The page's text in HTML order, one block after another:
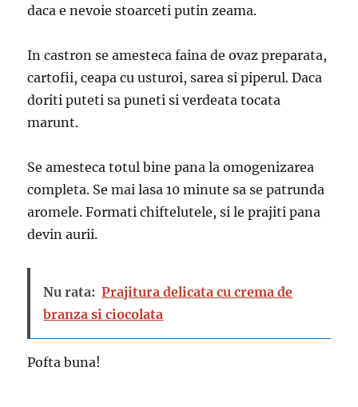
daca e nevoie stoarceti putin zeama.
In castron se amesteca faina de ovaz preparata,
cartofii, ceapa cu usturoi, sarea si piperul. Daca
doriti puteti sa puneti si verdeata tocata
marunt.
Se amesteca totul bine pana la omogenizarea
completa. Se mai lasa 10 minute sa se patrunda
aromele. Formati chiftelutele, si le prajiti pana
devin aurii.
Nu rata: Prajitura delicata cu crema de
branza si ciocolata
Pofta buna!